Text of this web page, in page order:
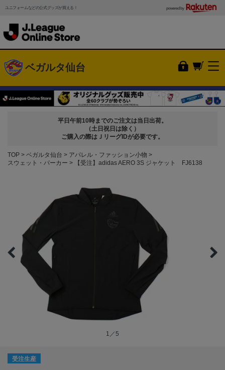
ユニフォームなどの公式グッズが買える！ powered by
ベガルタ仙台
平日午前10時までのご注文は当日出荷。
（土日祝日は除く）
ご購入の際はＪリーグIDが必要です。
TOP ベガルタ仙台
アパレル・ファッション小物
スウェット・パーカー
【受注】adidas AERO 3S ジャケット FJ6138
1／5
受注生産